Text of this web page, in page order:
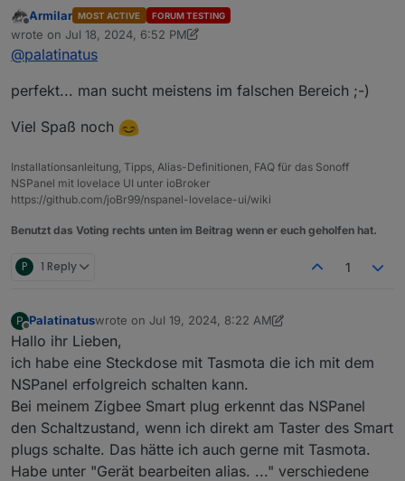
Prefix ist eigentlich nicht notwendig,
die Maske sollte für "MQTT-Instanz 0" -->
mqtt.0.* lauten
"Publizieren/Aktualisieren nur im Falle einer
Änderung" ist faktisch korrekt, hat sich aber bei
alles wie vorgeschlagen geändert.
Zuletzt:
"Publizieren/Aktualisieren nur im Falle einer
einigen Installationen gezeigt, dass es ohne den
und ich denke das war das Problem. Jetzt
läuft's. Super !!!
Offline
Armilar MOST ACTIVE FORUM TESTING
wrote on Jul 18, 2024, 6:52 PM
last edited by ArmilarJul 18, 2024, 8:52 PM
@palatinatus
perfekt... man sucht meistens im falschen Bereich ;-)
Viel Spaß noch
Installationsanleitung, Tipps, Alias-Definitionen, FAQ für das Sonoff
NSPanel mit lovelace UI unter ioBroker
https://github.com/joBr99/nspanel-lovelace-ui/wiki
Benutzt das Voting rechts unten im Beitrag wenn er euch geholfen hat.
P 1 Reply 1
P
Offline
Palatinatuswrote on Jul 19, 2024, 8:22 AM
last edited by PalatinatusJul 19, 2024, 10:26 AM
Hallo ihr Lieben,
ich habe eine Steckdose mit Tasmota die ich mit dem
NSPanel erfolgreich schalten kann.
Bei meinem Zigbee Smart plug erkennt das NSPanel
den Schaltzustand, wenn ich direkt am Taster des Smart
plugs schalte. Das hätte ich auch gerne mit Tasmota.
Habe unter "Gerät bearbeiten alias. ..." verschiedene